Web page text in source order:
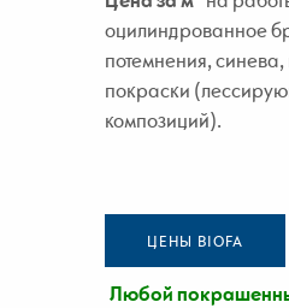
оцилиндрованное
потемнения,
покраски
композиций).
ЦЕНЫ BIOFA
Любой